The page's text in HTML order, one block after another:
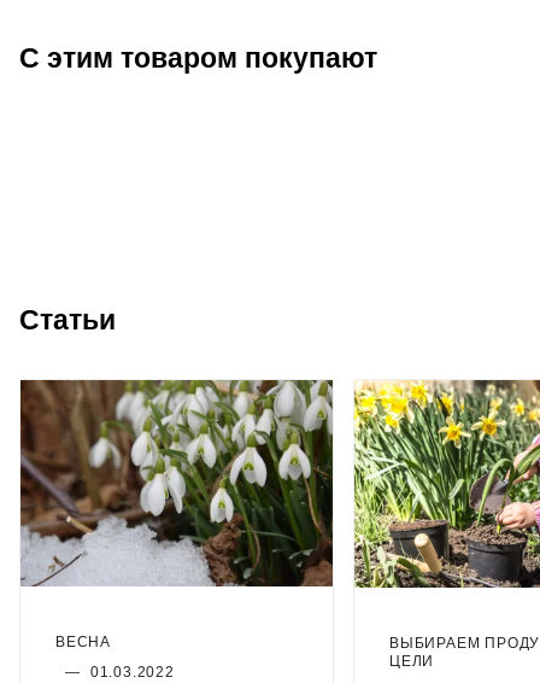
С этим товаром покупают
Статьи
ВЕСНА
—
01.03.2022
ВЫБИРАЕМ
ЦЕЛИ